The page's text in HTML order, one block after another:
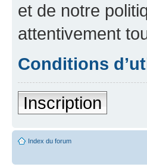
et de notre
attentivement
Conditions
Inscription
Index du forum